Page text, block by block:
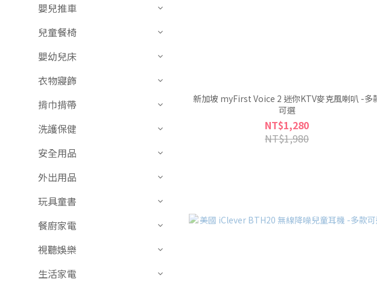
嬰兒推車
兒童餐椅
嬰幼兒床
衣物寢飾
揹巾揹帶
洗護保健
安全用品
外出用品
玩具童書
餐廚家電
視聽娛樂
生活家電
新加坡 myFirst Voice 2 迷你KTV麥克風喇叭 -多
可選
NT$1,280
NT$1,980